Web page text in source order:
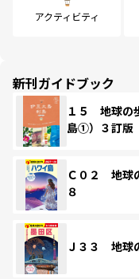
アクティビティ
新刊ガイドブック
１５ 地球
島①）３訂版
Ｃ０２ 地球
８
Ｊ３３ 地球